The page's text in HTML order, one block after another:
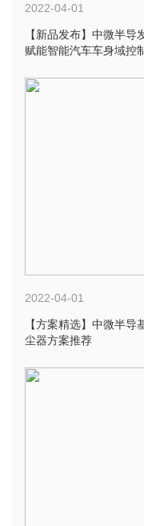
2022-04-01
【新品发布】中微半
赋能智能汽车车身域控
2022-04-01
【方案精选】中微半
尘器方案推荐